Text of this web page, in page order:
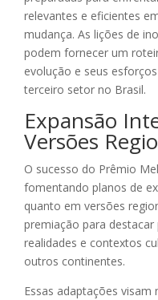
relevantes e eficientes
mudança. As lições de
podem fornecer um
evolução e seus
terceiro setor no Brasil.
Expansão
Versões
O sucesso do Prêmio
fomentando planos de
quanto em versões
premiação para
realidades e contextos
outros continentes.
Essas adaptações